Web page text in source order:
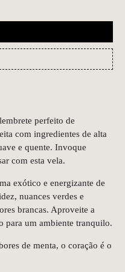
perfeito de
com ingredientes de alta
e quente. Invoque
com esta vela.
exótico e energizante de
nuances verdes e
brancas. Aproveite a
para um ambiente tranquilo.
de menta, o coração é o